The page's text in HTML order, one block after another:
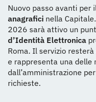
Nuovo passo avanti per
anagrafici nella
2026 sarà attivo un
d’Identità Elettronica
Roma. Il servizio
e rappresenta una
dall’amministrazione
richieste.